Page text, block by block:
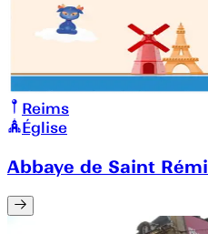
Reims
Église
Abbaye de Saint Rémi